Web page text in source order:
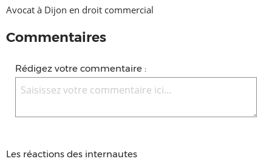
Avocat à Dijon en droit commercial
Commentaires
Rédigez votre commentaire :
Les réactions des internautes